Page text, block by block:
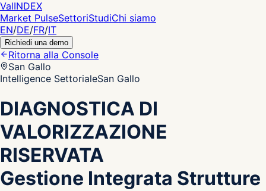
ValINDEX
Market PulseSettoriStudiChi siamo
EN/DE/FR/IT
Richiedi una demo
Ritorna alla Console
San Gallo
Intelligence SettorialeSan Gallo
DIAGNOSTICA DI
VALORIZZAZIONE
RISERVATA
Gestione Integrata Strutture